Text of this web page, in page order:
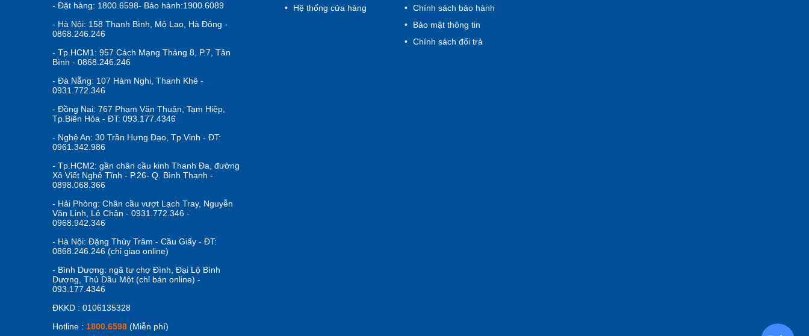
- Đặt hàng: 1800.6598- Bảo hành:1900.6089
- Hà Nội: 158 Thanh Bình, Mộ Lao, Hà Đông -
0868.246.246
- Tp.HCM1: 957 Cách Mạng Tháng 8, P.7, Tân
Bình - 0868.246.246
- Đà Nẵng: 107 Hàm Nghi, Thanh Khê -
0931.772.346
- Đồng Nai: 767 Phạm Văn Thuận, Tam Hiệp,
Tp.Biên Hòa - ĐT: 093.177.4346
- Nghệ An: 30 Trần Hưng Đạo, Tp.Vinh - ĐT:
0961.342.986
- Tp.HCM2: gần chân cầu kinh Thanh Đa, đường
Xô Viết Nghệ Tĩnh - P.26- Q. Bình Thạnh -
0898.068.366
- Hải Phòng: Chân cầu vượt Lạch Tray, Nguyễn
Văn Linh, Lê Chân - 0931.772.346 -
0968.942.346
- Hà Nội: Đặng Thùy Trâm - Cầu Giấy - ĐT:
0868.246.246 (chỉ giao online)
- Bình Dương: ngã tư chợ Đình, Đại Lộ Bình
Dương, Thủ Dầu Một (chỉ bán online) -
093.177.4346
ĐKKD : 0106135328
Hotline : 1800.6598 (Miễn phí)
Hệ thống cửa hàng
Chính sách bảo hành
Bảo mật thông tin
Chính sách đổi trả